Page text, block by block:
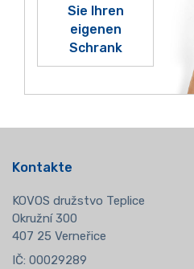
Sie Ihren
eigenen
Schrank
Kontakte
KOVOS družstvo Teplice
Okružní 300
407 25 Verneřice
IČ: 00029289